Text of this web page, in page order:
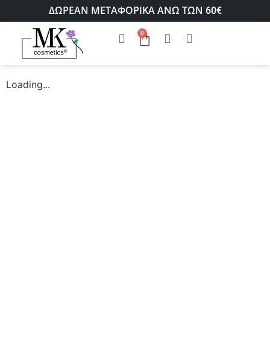
ΔΩΡΕΑΝ ΜΕΤΑΦΟΡΙΚΑ ΑΝΩ ΤΩΝ 60€
0
Loading...